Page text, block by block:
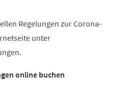
Regelungen zur Corona-
unter
online buchen